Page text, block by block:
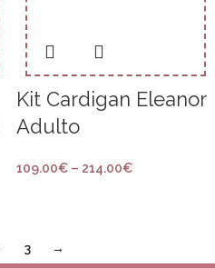
Kit Cardigan Eleanor
Adulto
109.00€ – 214.00€
3 →